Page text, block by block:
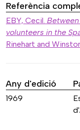
Referència
EBY, Cecil.
volunteers in the
Rinehart and
Any d'edició
1969